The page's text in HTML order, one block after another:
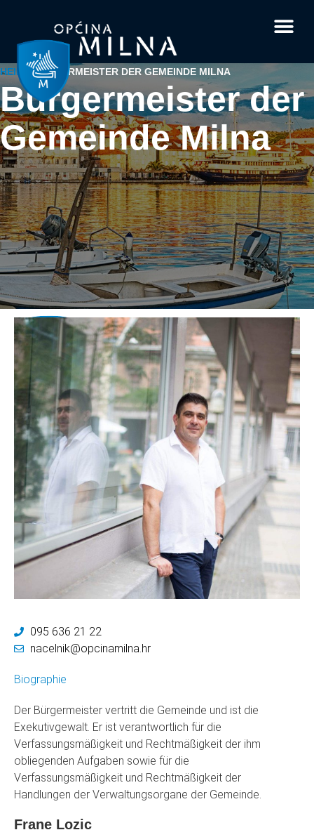
HEIM /BÜRGERMEISTER DER GEMEINDE MILNA
Bürgermeister der
Gemeinde Milna
095 636 21 22
nacelnik@opcinamilna.hr
Biographie
Der Bürgermeister vertritt die Gemeinde und ist die
Exekutivgewalt. Er ist verantwortlich für die
Verfassungsmäßigkeit und Rechtmäßigkeit der ihm
obliegenden Aufgaben sowie für die
Verfassungsmäßigkeit und Rechtmäßigkeit der
Handlungen der Verwaltungsorgane der Gemeinde.
Frane Lozic